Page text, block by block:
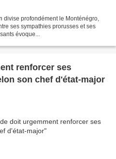
divise profondément le Monténégro,
ses sympathies prorusses et ses
évoque...
renforcer ses
son chef d'état-major